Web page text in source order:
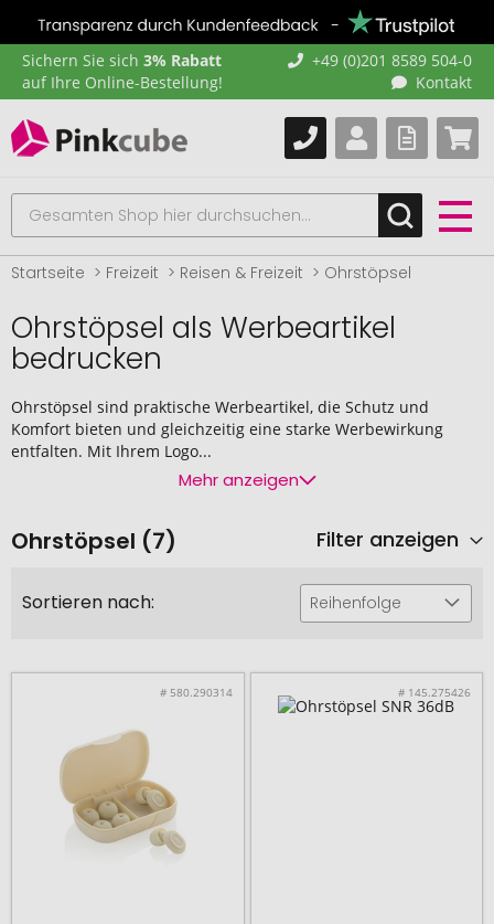
Sichern Sie sich 3% Rabatt
auf Ihre Online-Bestellung!
+49 (0)201 8589 504-0
Kontakt
Startseite Freizeit Reisen & Freizeit Ohrstöpsel
Ohrstöpsel als Werbeartikel
bedrucken
Ohrstöpsel sind praktische Werbeartikel, die Schutz und
Komfort bieten und gleichzeitig eine starke Werbewirkung
entfalten. Mit Ihrem Logo...
Mehr anzeigen
Ohrstöpsel (7) Filter anzeigen
Sortieren nach: Reihenfolge
# 580.290314 # 145.275426